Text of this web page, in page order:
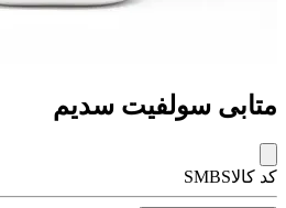
متابی سولفیت سدیم
کد کالاSMBS